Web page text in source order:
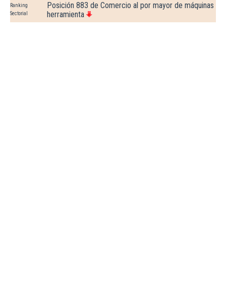
Ranking
Sectorial
Posición 883 de Comercio al por mayor de máquinas
herramienta